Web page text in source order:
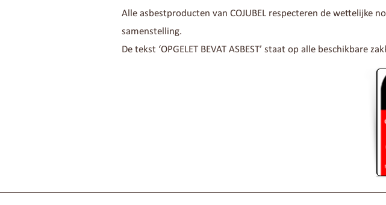
Alle asbestproducten van COJUBEL respecteren de
samenstelling.
De tekst ‘OPGELET BEVAT ASBEST’ staat op alle beschikbare